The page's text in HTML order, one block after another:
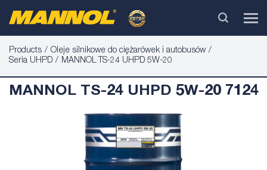
Products
Oleje silnikowe do ciężarówek i autobusów
Seria UHPD
MANNOL TS-24 UHPD 5W-20
MANNOL TS-24 UHPD 5W-20 7124